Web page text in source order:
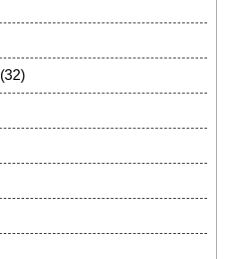
(32)